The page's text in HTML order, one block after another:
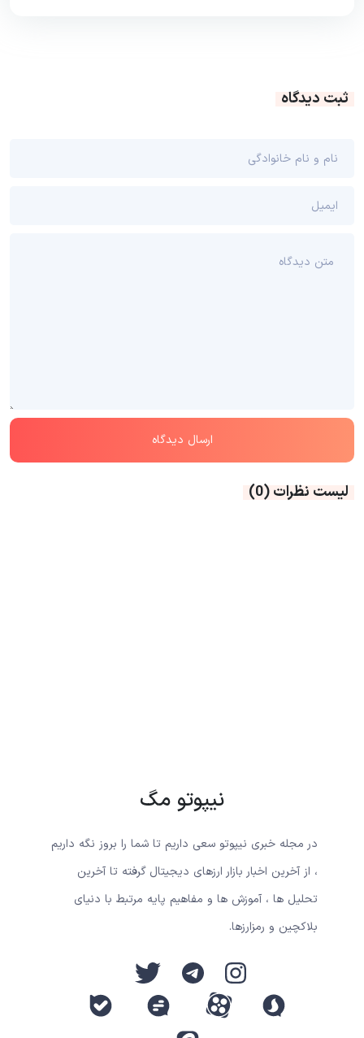
ثبت دیدگاه
لیست نظرات(0)
نیپوتو مگ
در مجله خبری نیپوتو سعی داریم تا شما را بروز نگه داریم
، از آخرین اخبار بازار ارزهای دیجیتال گرفته تا آخرین
تحلیل ها ، آموزش ها و مفاهیم پایه مرتبط با دنیای
بلاکچین و رمزارزها.